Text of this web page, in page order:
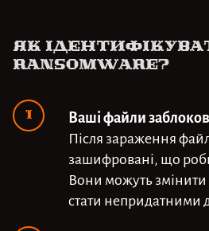
Як
ransomware?
Ваші файли
Після зараження
зашифровані, що
Вони можуть
стати непридатними